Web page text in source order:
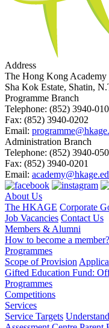
Address
The Hong Kong
Sha Kok Estate, Shatin,
Programme Branch
Telephone: (852) 3940-
Fax: (852) 3940-0202
Email:
Administration Branch
Telephone: (852) 3940-
Fax: (852) 3940-0201
Email:
About Us
The HKAGE Corporate
Job Vacancies Contact Us
Members & Alumni
How to become a member?
Programmes
Scope of Provision
Gifted Education Fund:
Programmes
Competitions
Services
Service Targets